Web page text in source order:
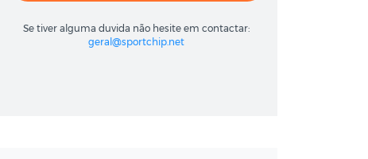
Se tiver alguma duvida não hesite em contactar:
geral@sportchip.net